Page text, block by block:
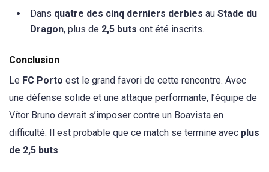
Dans quatre des cinq derniers derbies au Stade du
Dragon, plus de 2,5 buts ont été inscrits.
Conclusion
Le FC Porto est le grand favori de cette rencontre. Avec
une défense solide et une attaque performante, l’équipe de
Vítor Bruno devrait s’imposer contre un Boavista en
difficulté. Il est probable que ce match se termine avec plus
de 2,5 buts.